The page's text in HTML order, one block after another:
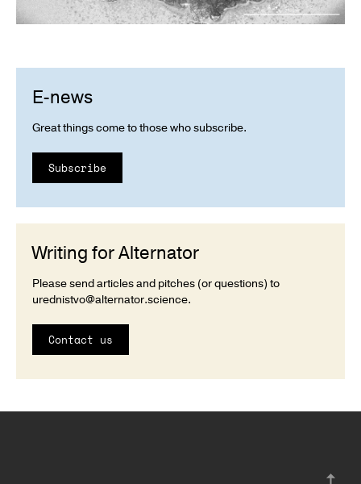
E-news
Great things come to those who subscribe.
Subscribe
Writing for Alternator
Please send articles and pitches (or questions) to
urednistvo@alternator.science.
Contact us